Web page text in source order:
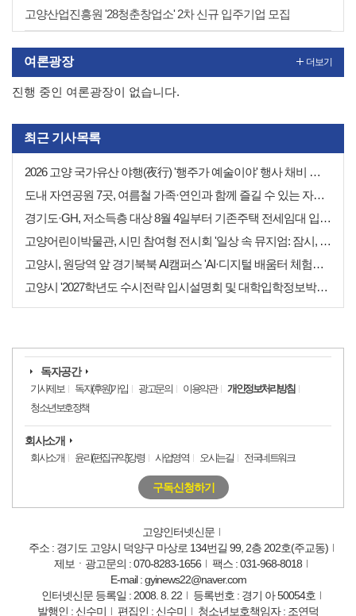
고양산업진흥원 '28청춘창업소' 2차 신규 입주기업 모집
여론광장
진행 중인 여론광장이 없습니다.
더보기
최근 기사목록
2026 고양 국가유산 야행(夜行) '행주가 예술이야' 행사 채비 나선 고양시
도내 자연공원 7곳, 여름철 가족·연인과 함께 즐길 수 있는 자연휴식처 추천
경기도·GH, 저소득층 대상 8월 4일부터 기존주택 전세임대 입주자 상시 모집
고양어린이박물관, 시민 참여형 전시회 '일상 속 뮤지엄: 잠시, 마음' 8월 개최
고양시, 원당역 앞 경기북북 AI캠퍼스 'AI·디지털 배움터 체험존' 12월까지 운영
고양시 '2027학년도 수시전략 입시설명회 및 대학입학정보박람회' 8일 개최
독자공간
기사제보 독자(후원)가입 광고문의 이용약관
개인정보처리방침
청소년보호정책
회사소개
회사소개 윤리(편집규약)강령 사업영역 오시는길 전국네트워크
구독신청하기
고양인터넷신문
주소 : 경기도 고양시 덕양구 마상로 134번길 99, 2층 202호(주교동)
제보ㆍ광고문의 : 070-8283-1656
팩스 : 031-968-8018
E-mail : gyinews22@naver.com
인터넷신문 등록일 : 2008. 8. 22
등록번호 : 경기 아 50054호
발행인 : 신수미
편집인 : 신수미 청소년보호책임자 : 조연덕